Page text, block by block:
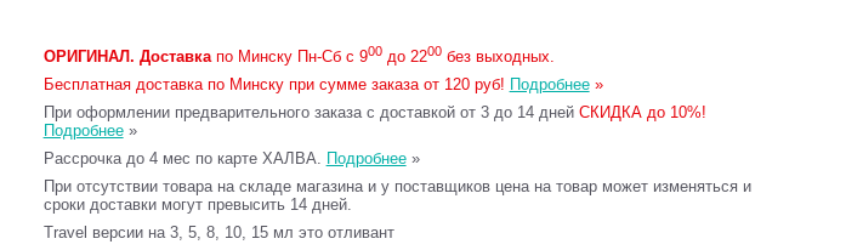
ОРИГИНАЛ. Доставкапо Минску Пн-Сб с 900до 2200без выходных.
Бесплатная доставка по Минску при сумме заказа от 120 руб! Подробнее»
При оформлении предварительного заказа с доставкой от 3 до 14 дней СКИДКА до 10%!
Подробнее»
Рассрочка до 4 мес по карте ХАЛВА. Подробнее»
При отсутствии товара на складе магазина и у поставщиков цена на товар может изменяться и
сроки доставки могут превысить 14 дней.
Travel версии на 3, 5, 8, 10, 15 мл это отливант